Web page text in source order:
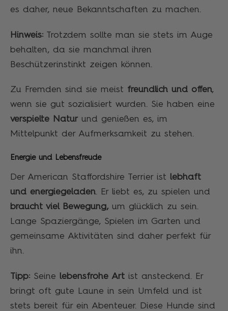
es daher, neue Bekanntschaften zu machen.
Hinweis: Trotzdem sollte man sie stets im Auge
behalten, da sie manchmal ihren
Beschützerinstinkt zeigen können.
Zu Fremden sind sie meist freundlich und offen,
wenn sie gut sozialisiert wurden. Sie haben eine
verspielte Natur und genießen es, im
Mittelpunkt der Aufmerksamkeit zu stehen.
Energie und Lebensfreude
Der American Staffordshire Terrier ist lebhaft
und energiegeladen. Er liebt es, zu spielen und
braucht viel Bewegung,um glücklich zu sein.
Lange Spaziergänge, Spielen im Garten und
gemeinsame Aktivitäten sind daher perfekt für
ihn.
Tipp: Seine lebensfrohe Art ist ansteckend. Er
bringt oft gute Laune in sein Umfeld und ist
stets bereit für ein Abenteuer. Diese Hunde sind